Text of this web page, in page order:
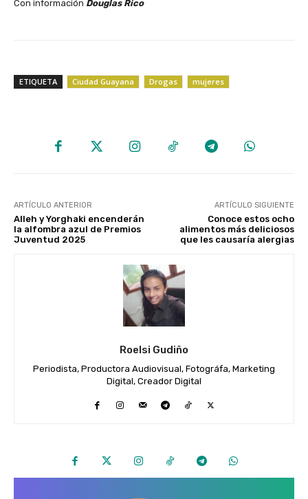
‎Con información Douglas Rico
ETIQUETA Ciudad Guayana Drogas mujeres
ARTÍCULO ANTERIOR
Alleh y Yorghaki encenderán
la alfombra azul de Premios
Juventud 2025
ARTÍCULO SIGUIENTE
Conoce estos ocho
alimentos más deliciosos
que les causaría alergias
Roelsi Gudiño
Periodista, Productora Audiovisual, Fotográfa, Marketing
Digital, Creador Digital